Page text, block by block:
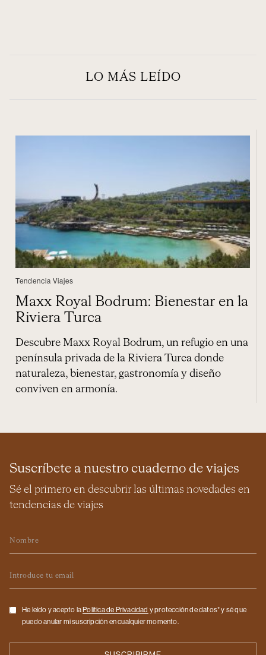
LO MÁS LEÍDO
Tendencia Viajes
Maxx Royal Bodrum: Bienestar en la
Riviera Turca
Descubre Maxx Royal Bodrum, un refugio en una
península privada de la Riviera Turca donde
naturaleza, bienestar, gastronomía y diseño
conviven en armonía.
Suscríbete a nuestro cuaderno de viajes
Sé el primero en descubrir las últimas novedades en
tendencias de viajes
Checkbox
He leído y acepto la Politica de Privacidad y protección de datos* y sé que
puedo anular mi suscripción en cualquier momento.